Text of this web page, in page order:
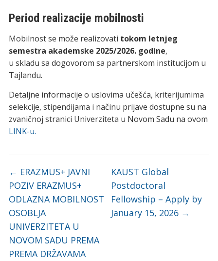
Period realizacije mobilnosti
Mobilnost se može realizovati tokom letnjeg
semestra akademske 2025/2026. godine,
u skladu sa dogovorom sa partnerskom institucijom u
Tajlandu.
Detaljne informacije o uslovima učešća, kriterijumima
selekcije, stipendijama i načinu prijave dostupne su na
zvaničnoj stranici Univerziteta u Novom Sadu na ovom
LINK-u.
← ERAZMUS+ JAVNI
POZIV ERAZMUS+
ODLAZNA MOBILNOST
OSOBLJA
UNIVERZITETA U
NOVOM SADU PREMA
PREMA DRŽAVAMA
KAUST Global
Postdoctoral
Fellowship – Apply by
January 15, 2026 →